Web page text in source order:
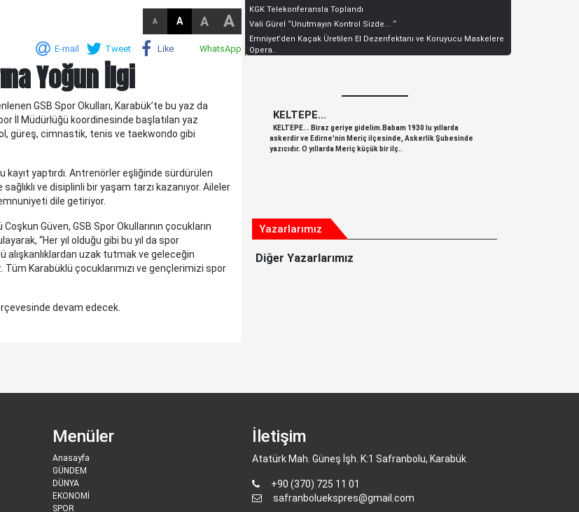
A A A A
E-mail Tweet Like WhatsApp
Yoğun İlgi
GSB Spor Okulları, Karabük’te bu yaz da
İl Müdürlüğü koordinesinde başlatılan yaz
güreş, cimnastik, tenis ve taekwondo gibi
kayıt yaptırdı. Antrenörler eşliğinde sürdürülen
ve disiplinli bir yaşam tarzı kazanıyor. Aileler
dile getiriyor.
Güven, GSB Spor Okullarının çocukların
“Her yıl olduğu gibi bu yıl da spor
alışkanlıklardan uzak tutmak ve geleceğin
Tüm Karabüklü çocuklarımızı ve gençlerimizi spor
devam edecek.
KGK Telekonferansla Toplandı
Vali Gürel “Unutmayın Kontrol Sizde... “
Emniyet’den Kaçak Üretilen El Dezenfektanı ve Koruyucu Maskelere
Opera..
KELTEPE...
KELTEPE... Biraz geriye gidelim.Babam 1930 lu yıllarda
askerdir ve Edirne'nin Meriç ilçesinde, Askerlik Şubesinde
KELTEPE...
KELTEPE... Biraz geriye gidelim.Babam 1930 lu yıllarda
askerdir ve Edirne'nin Meriç ilçesinde, Askerlik Şubesinde
yazıcıdır. O yıllarda Meriç küçük bir ilç..
Yazarlarımız
Diğer Yazarlarımız
Menüler
Anasayfa
GÜNDEM
DÜNYA
EKONOMİ
SPOR
İletişim
Atatürk Mah. Güneş İşh. K:1 Safranbolu, Karabük
+90 (370) 725 11 01
safranboluekspres@gmail.com